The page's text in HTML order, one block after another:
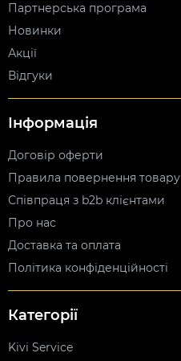
Партнерська програма
Новинки
Акції
Відгуки
Інформація
Договір оферти
Правила повернення товару
Співпраця з b2b клієнтами
Про нас
Доставка та оплата
Політика конфіденційності
Категорії
Kivi Service